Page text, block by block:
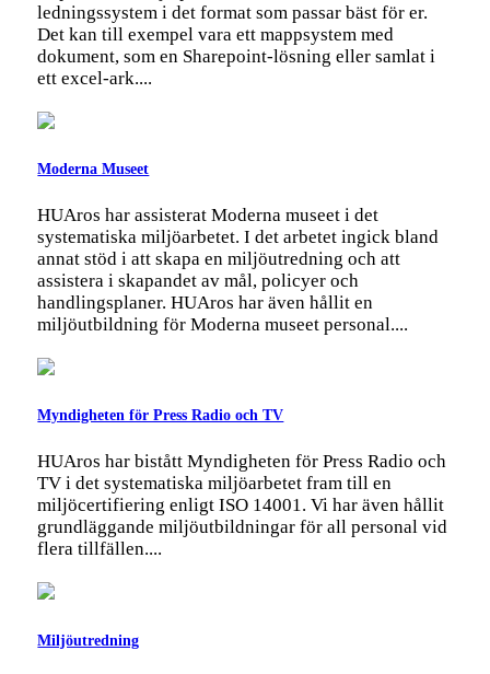
ledningssystem i det format som passar bäst för er.
Det kan till exempel vara ett mappsystem med
dokument, som en Sharepoint-lösning eller samlat i
ett excel-ark....
Moderna Museet
HUAros har assisterat Moderna museet i det
systematiska miljöarbetet. I det arbetet ingick bland
annat stöd i att skapa en miljöutredning och att
assistera i skapandet av mål, policyer och
handlingsplaner. HUAros har även hållit en
miljöutbildning för Moderna museet personal....
Myndigheten för Press Radio och TV
HUAros har bistått Myndigheten för Press Radio och
TV i det systematiska miljöarbetet fram till en
miljöcertifiering enligt ISO 14001. Vi har även hållit
grundläggande miljöutbildningar för all personal vid
flera tillfällen....
Miljöutredning